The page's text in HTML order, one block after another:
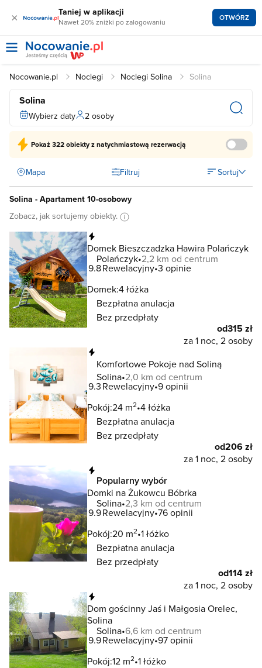
× Taniej w aplikacji
Nawet 20% zniżki po zalogowaniu OTWÓRZ
Nocowanie.pl Noclegi Noclegi Solina Solina
Solina
Wybierz daty 2 osoby
Pokaż322 obiektyz natychmiastową rezerwacją
Mapa Filtruj Sortuj
Solina - Apartament 10-osobowy
Zobacz, jak sortujemy obiekty.
Domek Bieszczadzka Hawira Polańczyk
Polańczyk 2,2 km od centrum
9.8Rewelacyjny 3 opinie
Domek:4 łóżka
Bezpłatna anulacja
Bez przedpłaty
od315 zł
za 1 noc, 2 osoby
Komfortowe Pokoje nad Soliną
Solina 2,0 km od centrum
9.3Rewelacyjny 9 opinii
Pokój:24 m2 4 łóżka
Bezpłatna anulacja
Bez przedpłaty
od206 zł
za 1 noc, 2 osoby
Popularny wybór
Domki na Żukowcu Bóbrka
Solina 2,3 km od centrum
9.9Rewelacyjny 76 opinii
Pokój:20 m2 1 łóżko
Bezpłatna anulacja
Bez przedpłaty
od114 zł
za 1 noc, 2 osoby
Dom gościnny Jaś i Małgosia Orelec,
Solina
Solina 6,6 km od centrum
9.9Rewelacyjny 97 opinii
Pokój:12 m2 1 łóżko